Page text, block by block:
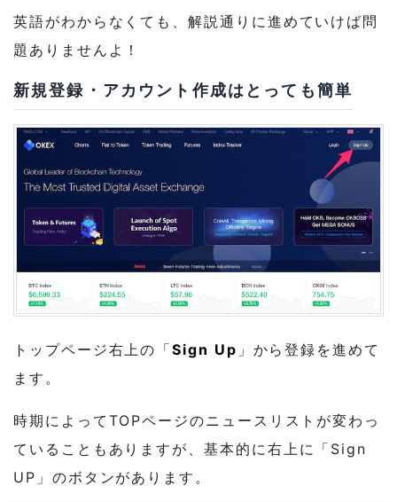
3-1 チャートの見方や使える機能を紹介！
3-2 仮想通貨の買い方・売り方はとっても簡単
4 海外の人気取引所「OKEx」を使いこなそ
う！
英語がわからなくても、解説通りに進めていけば問
題ありませんよ！
新規登録・アカウント作成はとっても簡単
トップページ右上の「Sign Up 」から登録を進めて
ます。
時期によってTOPページのニュースリストが変わっ
ていることもありますが、基本的に右上に「Sign
UP」のボタンがあります。